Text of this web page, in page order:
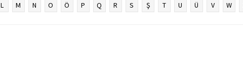
L M N O Ö P Q R S Ş T U Ü V W